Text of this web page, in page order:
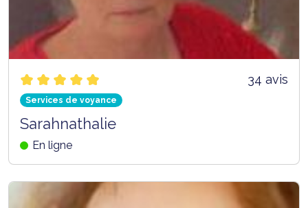
34 avis
Services de voyance
Sarahnathalie
En ligne